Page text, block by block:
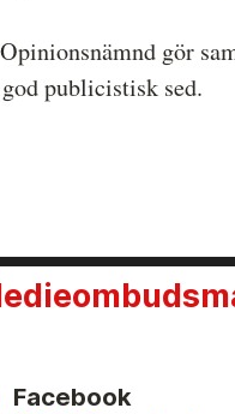
gör
publicistisk sed.
Facebook